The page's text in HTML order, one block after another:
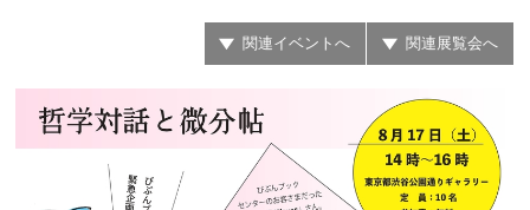
関連イベントへ 関連展覧会へ